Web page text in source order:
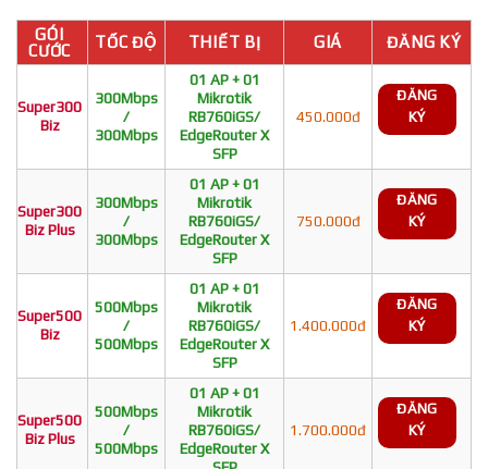
GÓI
CƯỚC
TỐC ĐỘ THIẾT BỊ GIÁ ĐĂNG KÝ
Super300
Biz
300Mbps
/
300Mbps
01 AP + 01
Mikrotik
RB760iGS/
EdgeRouter X
SFP
450.000đ
ĐĂNG
KÝ
Super300
Biz Plus
300Mbps
/
300Mbps
01 AP + 01
Mikrotik
RB760iGS/
EdgeRouter X
SFP
750.000đ
ĐĂNG
KÝ
Super500
Biz
500Mbps
/
500Mbps
01 AP + 01
Mikrotik
RB760iGS/
EdgeRouter X
SFP
1.400.000đ
ĐĂNG
KÝ
Super500
Biz Plus
500Mbps
/
500Mbps
01 AP + 01
Mikrotik
RB760iGS/
EdgeRouter X
1.700.000đ
ĐĂNG
KÝ